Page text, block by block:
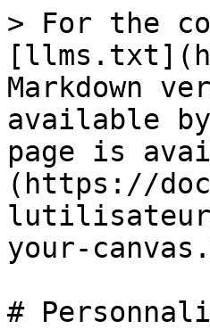
> For the
Markdown
available
page is
(https://
lutilisateur/
your-
#